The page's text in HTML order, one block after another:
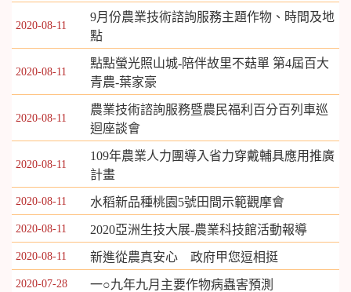
2020-08-11
9月份農業技術諮詢服務主題作物、時間及地
點
2020-08-11
點點螢光照山城-陪伴故里不菇單 第4屆百大
青農-葉家豪
2020-08-11
農業技術諮詢服務暨農民福利百分百列車巡
迴座談會
2020-08-11
109年農業人力團導入省力穿戴輔具應用推廣
計畫
2020-08-11 水稻新品種桃園5號田間示範觀摩會
2020-08-11 2020亞洲生技大展-農業科技館活動報導
2020-08-11 新進從農真安心 政府甲您逗相挺
2020-07-28 一○九年九月主要作物病蟲害預測